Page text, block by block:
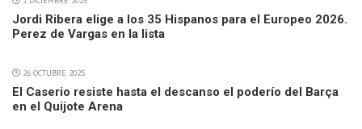
Jordi Ribera elige a los 35 Hispanos para el Europeo 2026.
Perez de Vargas en la lista
26 OCTUBRE 2025
El Caserio resiste hasta el descanso el poderío del Barça
en el Quijote Arena